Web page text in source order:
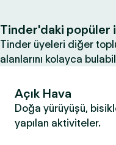
Tinder'daki popüler
Tinder üyeleri diğer
alanlarını kolayca
Açık Hava
Doğa yürüyüşü,
yapılan aktiviteler.